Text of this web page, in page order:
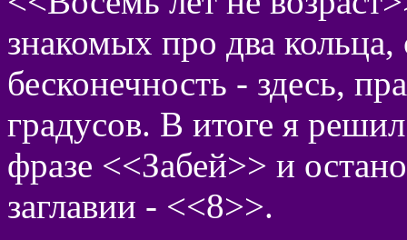
знакомых про два
бесконечность - здесь,
градусов. В итоге я
фразе <<Забей>> и
заглавии - <<8>>.